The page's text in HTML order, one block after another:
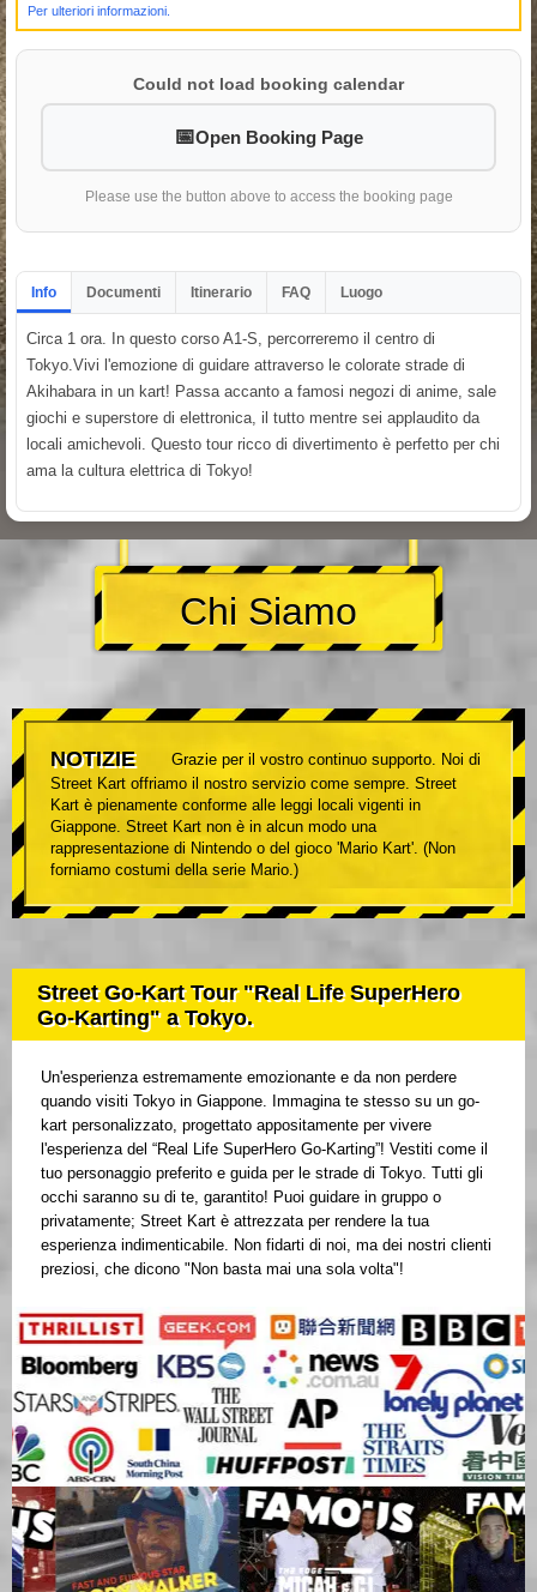
Per ulteriori informazioni.
Could not load booking calendar
Open Booking Page
Please use the button above to access the booking page
Info Documenti Itinerario FAQ Luogo
Circa 1 ora. In questo corso A1-S, percorreremo il centro di
Tokyo.Vivi l'emozione di guidare attraverso le colorate strade di
Akihabara in un kart! Passa accanto a famosi negozi di anime, sale
giochi e superstore di elettronica, il tutto mentre sei applaudito da
locali amichevoli. Questo tour ricco di divertimento è perfetto per chi
ama la cultura elettrica di Tokyo!
Chi Siamo
NOTIZIE
Grazie per il vostro continuo supporto. Noi di
Street Kart offriamo il nostro servizio come sempre. Street
Kart è pienamente conforme alle leggi locali vigenti in
Giappone. Street Kart non è in alcun modo una
rappresentazione di Nintendo o del gioco 'Mario Kart'. (Non
forniamo costumi della serie Mario.)
Street Go-Kart Tour "Real Life SuperHero
Go-Karting" a Tokyo.
Un'esperienza estremamente emozionante e da non perdere
quando visiti Tokyo in Giappone. Immagina te stesso su un go-
kart personalizzato, progettato appositamente per vivere
l'esperienza del “Real Life SuperHero Go-Karting”! Vestiti come il
tuo personaggio preferito e guida per le strade di Tokyo. Tutti gli
occhi saranno su di te, garantito! Puoi guidare in gruppo o
privatamente; Street Kart è attrezzata per rendere la tua
esperienza indimenticabile. Non fidarti di noi, ma dei nostri clienti
preziosi, che dicono "Non basta mai una sola volta"!